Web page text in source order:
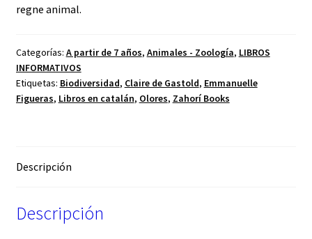
regne animal.
Categorías: A partir de 7 años, Animales - Zoología, LIBROS
INFORMATIVOS
Etiquetas: Biodiversidad, Claire de Gastold, Emmanuelle
Figueras, Libros en catalán, Olores, Zahorí Books
Descripción
Descripción